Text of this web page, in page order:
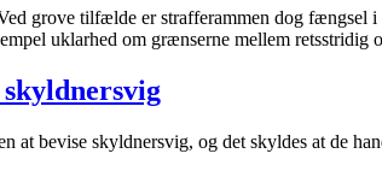
grove tilfælde er strafferammen dog fængsel
uklarhed om grænserne mellem
bevise skyldnersvig, og det skyldes at de